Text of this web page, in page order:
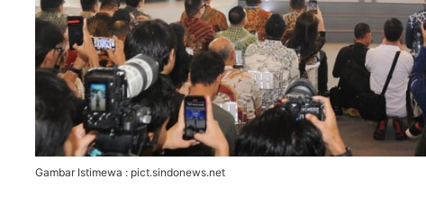
Gambar Istimewa : pict.sindonews.net